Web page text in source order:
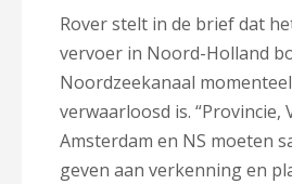
Rover stelt in de brief dat
vervoer in Noord-Holland
Noordzeekanaal
verwaarloosd is. “Provincie,
Amsterdam en NS moeten
geven aan verkenning en